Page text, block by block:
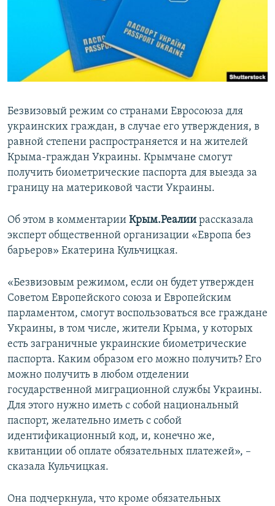
ПОБЕДИТЕЛЕЙ НЕ СУДЯТ?
КРЫМ.НЕПОКОРЕННЫЙ
УКРАИНСКАЯ ПРОБЛЕМА КРЫМА
ПРИСОЕДИНЯЙТЕСЬ!
Безвизовый режим со странами Евросоюза для
украинских граждан, в случае его утверждения, в
равной степени распространяется и на жителей
Крыма-граждан Украины. Крымчане смогут
получить биометрические паспорта для выезда за
границу на материковой части Украины.
Об этом в комментарии Крым.Реалии рассказала
эксперт общественной организации «Европа без
барьеров» Екатерина Кульчицкая.
«Безвизовым режимом, если он будет утвержден
Советом Европейского союза и Европейским
парламентом, смогут воспользоваться все граждане
Украины, в том числе, жители Крыма, у которых
есть заграничные украинские биометрические
паспорта. Каким образом его можно получить? Его
можно получить в любом отделении
государственной миграционной службы Украины.
Для этого нужно иметь с собой национальный
паспорт, желательно иметь с собой
идентификационный код, и, конечно же,
квитанции об оплате обязательных платежей», –
сказала Кульчицкая.
Она подчеркнула, что кроме обязательных